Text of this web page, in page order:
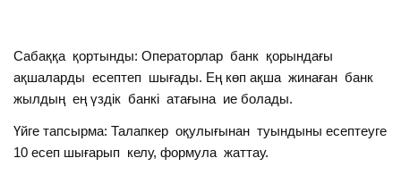
Сабаққа қортынды: Операторлар банк қорындағы
ақшаларды есептеп шығады. Ең көп ақша жинаған банк
жылдың ең үздік банкі атағына ие болады.
Үйге тапсырма: Талапкер оқулығынан туындыны есептеуге
10 есеп шығарып келу, формула жаттау.